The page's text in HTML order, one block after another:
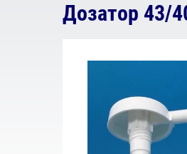
Дозатор 43/